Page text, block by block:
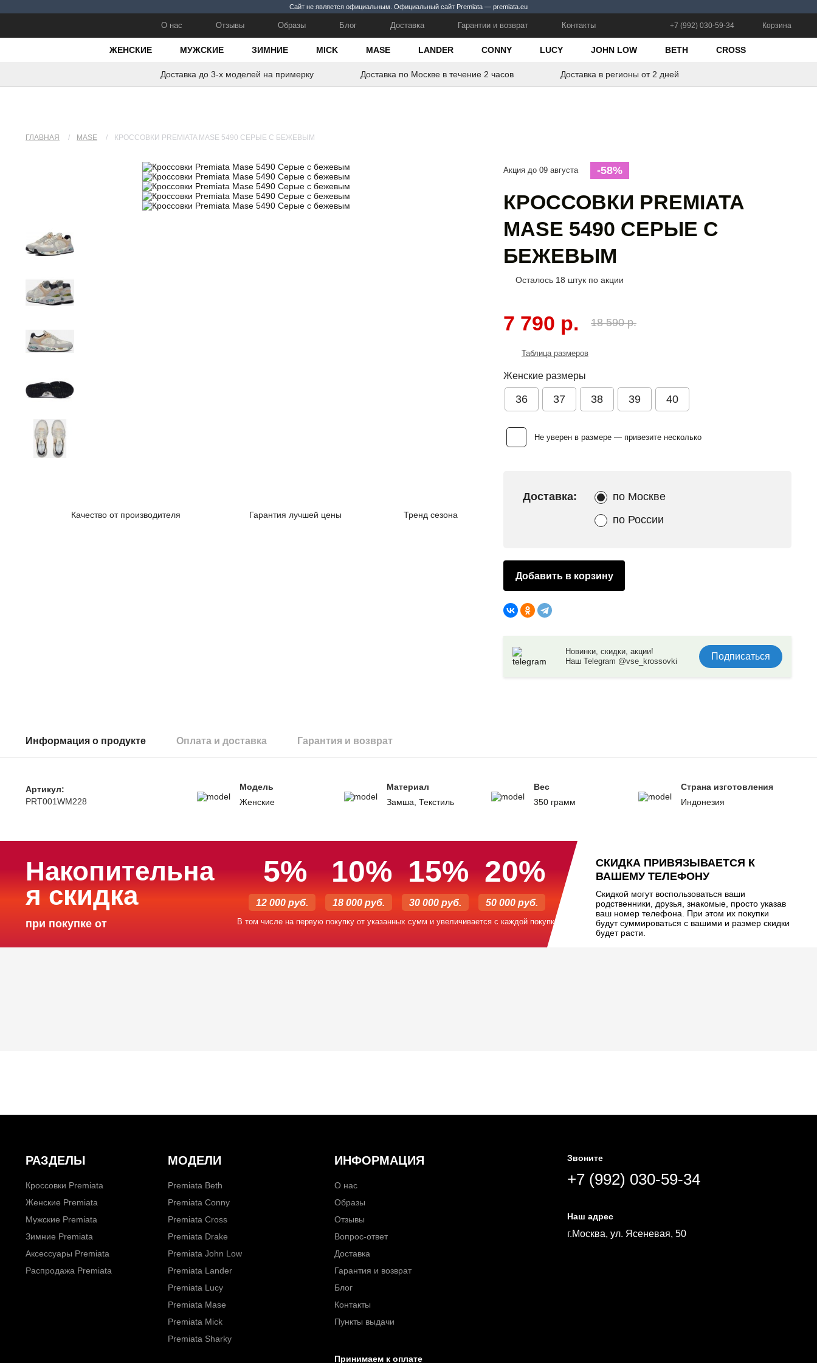
Сайт не является официальным. Официальный сайт Premiata — premiata.eu
О нас Отзывы Образы Блог Доставка Гарантии и возврат Контакты +7 (992) 030-59-34 Корзина
ЖЕНСКИЕ МУЖСКИЕ ЗИМНИЕ MICK MASE LANDER CONNY LUCY JOHN LOW BETH CROSS
Доставка до 3-х моделей на примерку Доставка по Москве в течение 2 часов Доставка в регионы от 2 дней
ГЛАВНАЯ / MASE / КРОССОВКИ PREMIATA MASE 5490 СЕРЫЕ С БЕЖЕВЫМ
Качество от производителя Гарантия лучшей цены Тренд сезона
Акция до 09 августа -58%
КРОССОВКИ PREMIATA
MASE 5490 СЕРЫЕ С
БЕЖЕВЫМ
Осталось 18 штук по акции
7 790 р. 18 590 р.
Таблица размеров
Женские размеры
36 37 38 39 40
Не уверен в размере — привезите несколько
Доставка:
по Москве
по России
Добавить в корзину
Новинки, скидки, акции!
Наш Telegram @vse_krossovki
Подписаться
Информация о продукте Оплата и доставка Гарантия и возврат
Артикул:
PRT001WM228
Модель
Женские
Материал
Замша, Текстиль
Вес
350 грамм
Страна изготовления
Индонезия
Накопительна
я скидка
при покупке от
5%
12 000 руб.
10%
18 000 руб.
15%
30 000 руб.
20%
50 000 руб.
В том числе на первую покупку от указанных сумм и увеличивается с каждой покупкой
СКИДКА ПРИВЯЗЫВАЕТСЯ К
ВАШЕМУ ТЕЛЕФОНУ
Скидкой могут воспользоваться ваши
родственники, друзья, знакомые, просто указав
ваш номер телефона. При этом их покупки
будут суммироваться с вашими и размер скидки
будет расти.
РАЗДЕЛЫ
Кроссовки Premiata
Женские Premiata
Мужские Premiata
Зимние Premiata
Аксессуары Premiata
Распродажа Premiata
МОДЕЛИ
Premiata Beth
Premiata Conny
Premiata Cross
Premiata Drake
Premiata John Low
Premiata Lander
Premiata Lucy
Premiata Mase
Premiata Mick
Premiata Sharky
ИНФОРМАЦИЯ
О нас
Образы
Отзывы
Вопрос-ответ
Доставка
Гарантия и возврат
Блог
Контакты
Пункты выдачи
Принимаем к оплате
Звоните
+7 (992) 030-59-34
Наш адрес
г.Москва, ул. Ясеневая, 50